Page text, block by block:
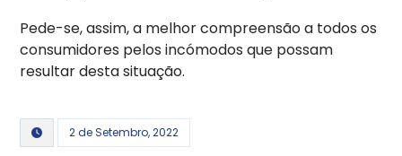
Pede-se, assim, a melhor compreensão a todos os
consumidores pelos incómodos que possam
resultar desta situação.
2 de Setembro, 2022